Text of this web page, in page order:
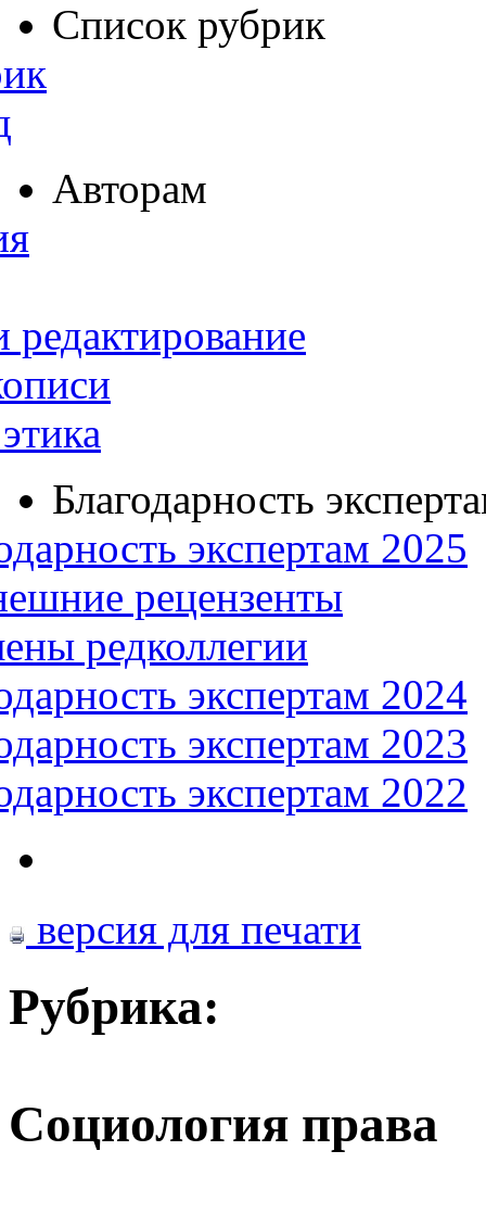
Список рубрик
Авторам
редактирование
Благодарность
экспертам 2025
рецензенты
редколлегии
экспертам 2024
экспертам 2023
экспертам 2022
версия для печати
Рубрика:
Социология права